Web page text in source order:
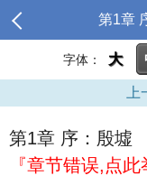
第1章
字体： 大
第1章 序：殷墟
『章节错误,点此